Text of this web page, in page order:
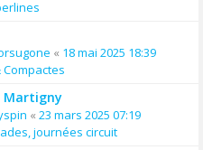
« 18 mai 2025 18:39
Martigny
« 23 mars 2025 07:19
journées circuit